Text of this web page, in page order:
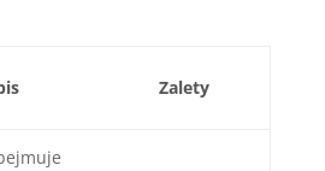
Zalety